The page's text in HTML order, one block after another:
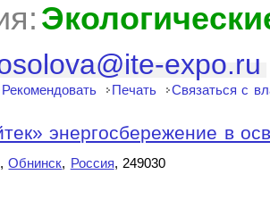
expo.ru
Рекомендовать Печать Связаться с
энергосбережение в
Обнинск, Россия, 249030